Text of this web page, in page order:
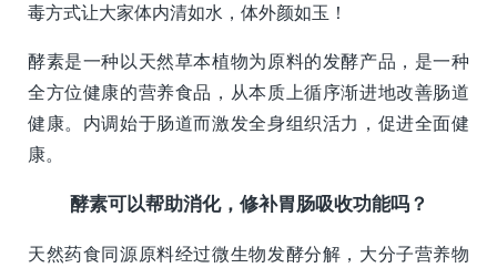
毒方式让大家体内清如水，体外颜如玉！
酵素是一种以天然草本植物为原料的发酵产品，是一种
全方位健康的营养食品，从本质上循序渐进地改善肠道
健康。内调始于肠道而激发全身组织活力，促进全面健
康。
酵素可以帮助消化，修补胃肠吸收功能吗？
天然药食同源原料经过微生物发酵分解，大分子营养物